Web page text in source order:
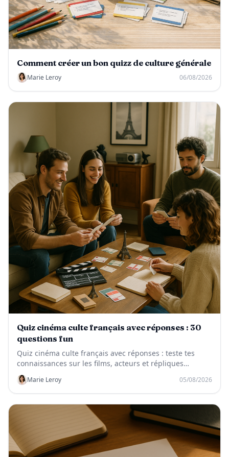
Comment créer un bon quizz de culture générale
Marie Leroy 06/08/2026
Quiz cinéma culte français avec réponses : 30
questions fun
Quiz cinéma culte français avec réponses : teste tes
connaissances sur les films, acteurs et répliques
mythiques du cinéma français.
Marie Leroy 05/08/2026